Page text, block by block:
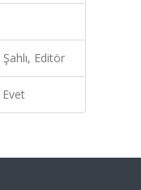
Editör
Evet